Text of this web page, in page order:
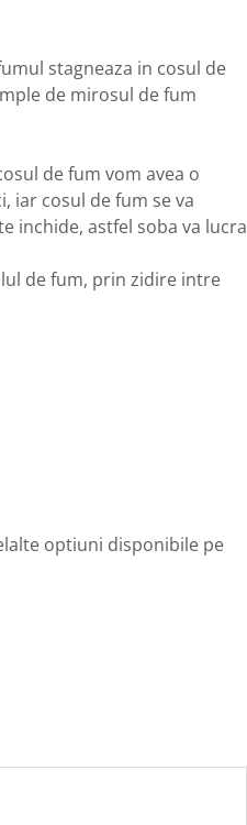
stagneaza in cosul de
de mirosul de fum
de fum vom avea o
iar cosul de fum se va
inchide, astfel soba va lucra
de fum, prin zidire intre
optiuni disponibile pe